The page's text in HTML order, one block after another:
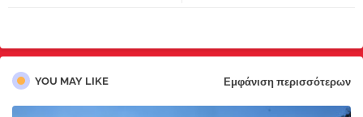
YOU MAY LIKE Εμφάνιση περισσότερων